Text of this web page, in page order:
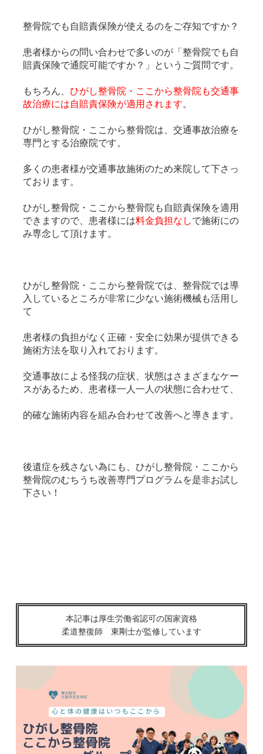
整骨院でも自賠責保険が使えるのをご存知ですか？
患者様からの問い合わせで多いのが「整骨院でも自
賠責保険で通院可能ですか？」というご質問です。
もちろん、 ひがし整骨院・ここから整骨院も交通事
故治療には自賠責保険が適用されます。
ひがし整骨院・ ここから整骨院は、交通事故治療を
専門とする治療院です。
多くの患者様が交通事故施術のため来院して下さっ
ております。
ひがし整骨院・ ここから整骨院 も自賠責保険を適用
できますので、患者様には料金負担なしで施術にの
み専念して頂けます。
ひがし整骨院・ここから整骨院では、整骨院では導
入しているところが非常に少ない施術機械も活用し
て
患者様の負担がなく正確・安全に効果が提供できる
施術方法を取り入れております。
交通事故による怪我の症状、状態はさまざまなケー
スがあるため、患者様一人一人の状態に合わせて、
的確な施術内容を組み合わせて改善へと導きます。
後遺症を残さない為にも、ひがし整骨院・ここから
整骨院のむちうち改善専門プログラムを是非お試し
下さい！
本記事は厚生労働省認可の国家資格
柔道整復師 東剛士が監修しています